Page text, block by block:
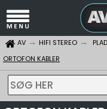
AV HIFI STEREO
ORTOFON KABLER
SØG HER